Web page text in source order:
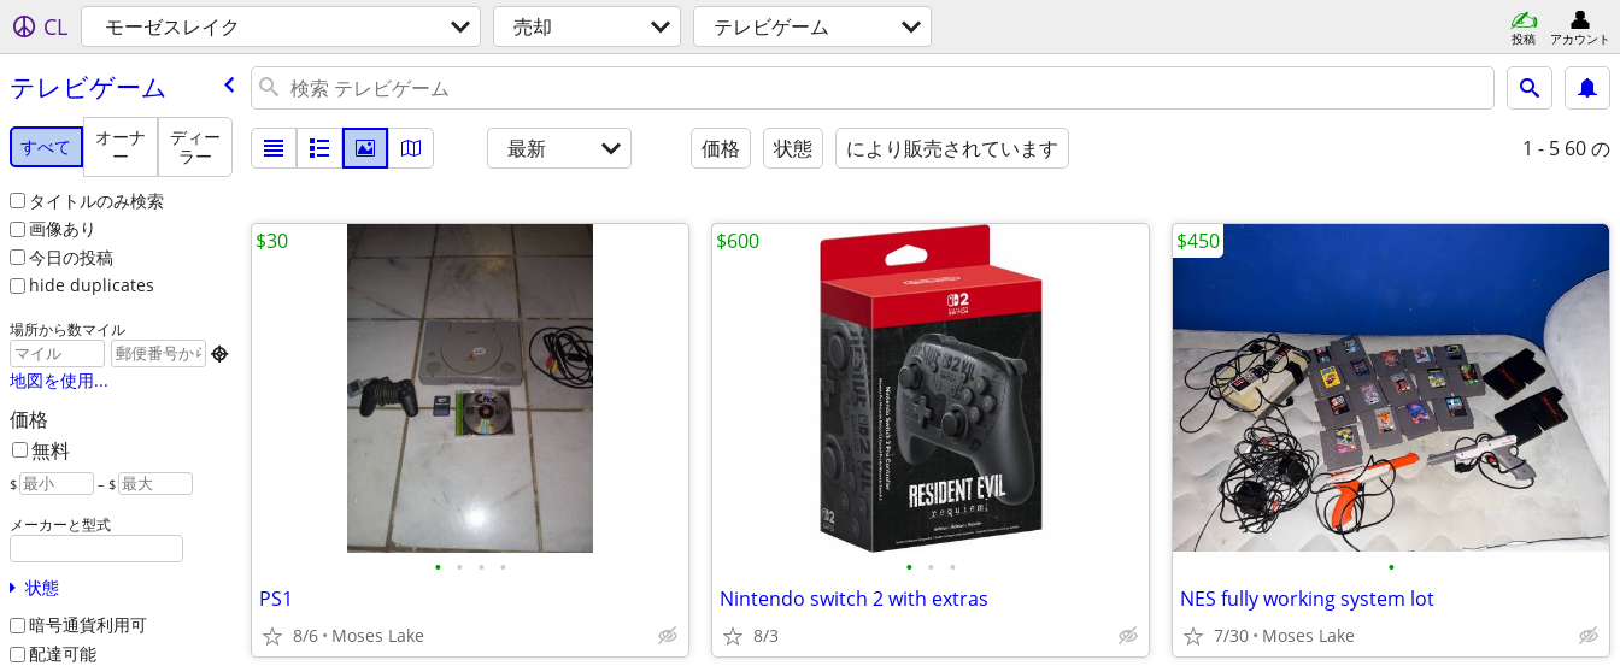
CL モーゼスレイク 売却 テレビゲーム 投稿 アカウント
テレビゲーム
すべて
オーナ
ー
ディー
ラー
タイトルのみ検索
画像あり
今日の投稿
hide duplicates
場所から数マイル

地図を使用...
価格
無料
$ – $
メーカーと型式
状態
暗号通貨利用可
配達可能
最新 価格 状態 により販売されています 1 - 5 60 の
• • • •
PS1
8/6 Moses Lake
$30
• • •
Nintendo switch 2 with extras
8/3
$600
•
NES fully working system lot
7/30 Moses Lake
$450